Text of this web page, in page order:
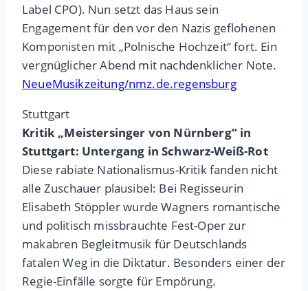
Label CPO). Nun setzt das Haus sein
Engagement für den vor den Nazis geflohenen
Komponisten mit „Polnische Hochzeit“ fort. Ein
vergnüglicher Abend mit nachdenklicher Note.
NeueMusikzeitung/nmz.de.regensburg
Stuttgart
Kritik „Meistersinger von Nürnberg“ in
Stuttgart: Untergang in Schwarz-Weiß-Rot
Diese rabiate Nationalismus-Kritik fanden nicht
alle Zuschauer plausibel: Bei Regisseurin
Elisabeth Stöppler wurde Wagners romantische
und politisch missbrauchte Fest-Oper zur
makabren Begleitmusik für Deutschlands
fatalen Weg in die Diktatur. Besonders einer der
Regie-Einfälle sorgte für Empörung.